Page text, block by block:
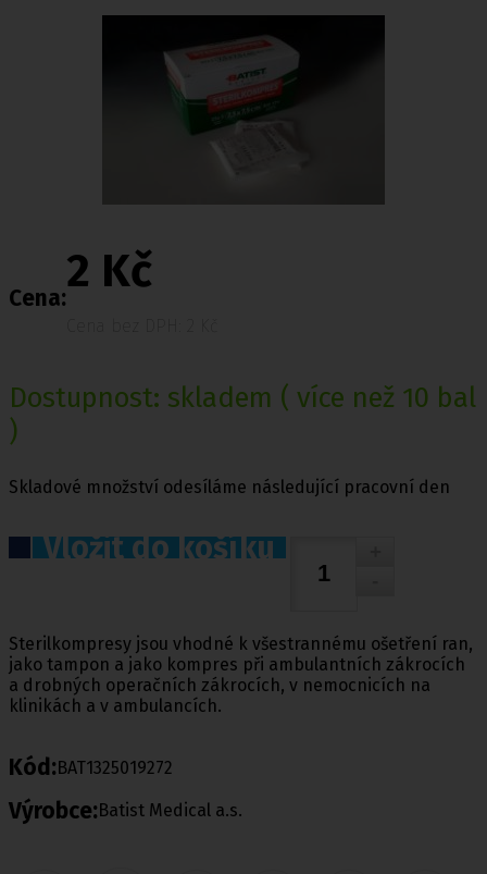
Cena:
2 Kč
Dostupnost: skladem ( více než 10 bal
)
Skladové množství odesíláme následující pracovní den
Vložit do košíku
Sterilkompresy jsou vhodné k všestrannému ošetření ran,
jako tampon a jako kompres při ambulantních zákrocích
a drobných operačních zákrocích, v nemocnicích na
klinikách a v ambulancích.
Kód:BAT1325019272
Výrobce:Batist Medical a.s.